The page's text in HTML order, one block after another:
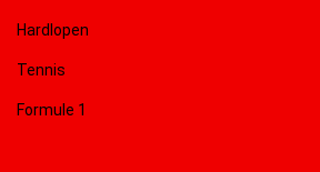
Hardlopen
Tennis
Formule 1